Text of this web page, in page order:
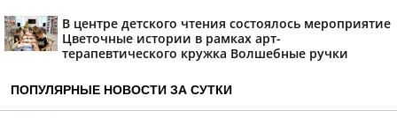
В центре детского чтения состоялось мероприятие
Цветочные истории в рамках арт-
терапевтического кружка Волшебные ручки
ПОПУЛЯРНЫЕ НОВОСТИ ЗА СУТКИ